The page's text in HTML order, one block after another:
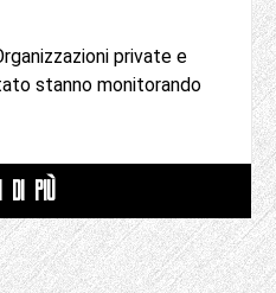
private e
stanno monitorando
DI PIÙ